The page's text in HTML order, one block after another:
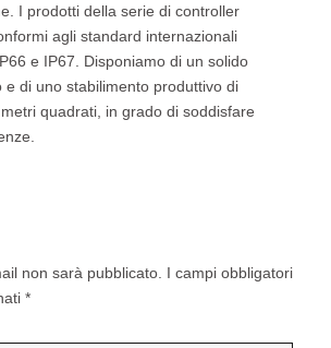
I prodotti della serie di controller
agli standard internazionali
e IP67. Disponiamo di un solido
e di uno stabilimento produttivo di
quadrati, in grado di soddisfare
non sarà pubblicato. I campi obbligatori
*